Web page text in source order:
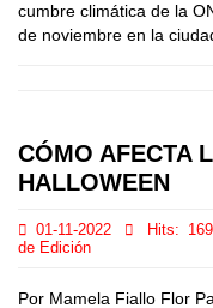
cumbre climática de la
de noviembre en la
CÓMO AFECTA
HALLOWEEN
01-11-2022 Hits:
de Edición
Por Mamela Fiallo Flor